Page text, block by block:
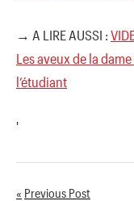
→ A LIRE AUSSI :
Les aveux de la
l’étudiant
'
Previous Post